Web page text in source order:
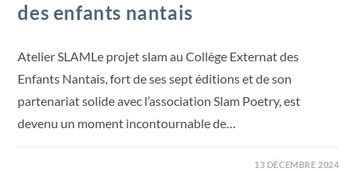
des enfants nantais
Atelier SLAMLe projet slam au Collège Externat des
Enfants Nantais, fort de ses sept éditions et de son
partenariat solide avec l’association Slam Poetry, est
devenu un moment incontournable de…
13 DÉCEMBRE 2024